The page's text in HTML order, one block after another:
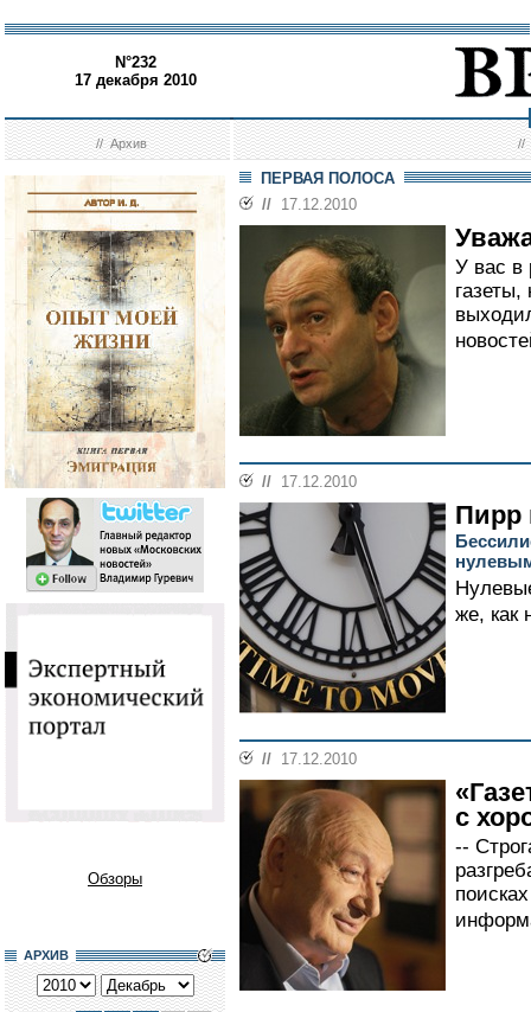
N°232
17 декабря 2010
//Архив //
Обзоры
АРХИВ
ПЕРВАЯ ПОЛОСА
// 17.12.2010
У вас в
газеты,
// 17.12.2010
Пирр
же, как
// 17.12.2010
с
--